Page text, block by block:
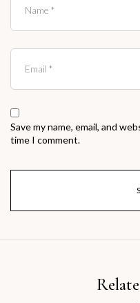
Save my name, email, and
time I comment.